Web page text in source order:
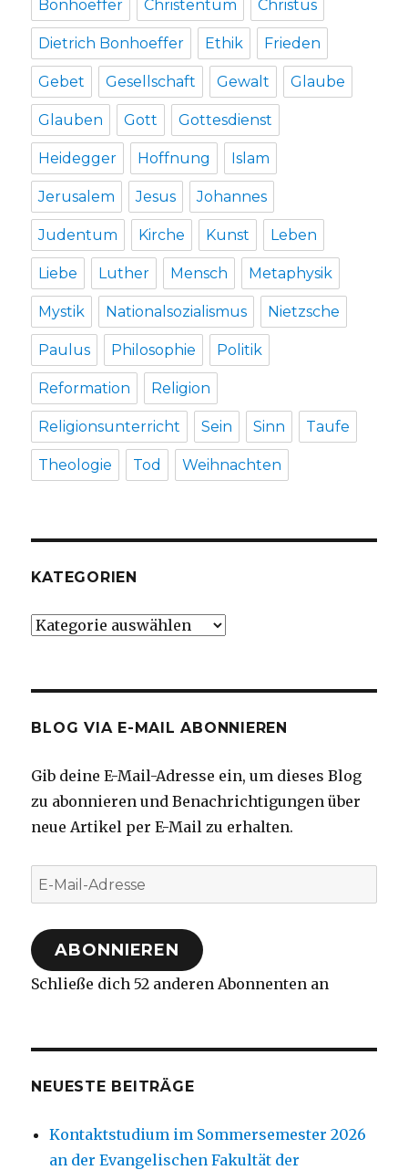
Bonhoeffer Christentum Christus
Dietrich Bonhoeffer Ethik Frieden
Gebet Gesellschaft Gewalt Glaube
Glauben Gott Gottesdienst
Heidegger Hoffnung Islam
Jerusalem Jesus Johannes
Judentum Kirche Kunst Leben
Liebe Luther Mensch Metaphysik
Mystik Nationalsozialismus Nietzsche
Paulus Philosophie Politik
Reformation Religion
Religionsunterricht Sein Sinn Taufe
Theologie Tod Weihnachten
KATEGORIEN
Kategorien
BLOG VIA E-MAIL ABONNIEREN
Gib deine E-Mail-Adresse ein, um dieses Blog
zu abonnieren und Benachrichtigungen über
neue Artikel per E-Mail zu erhalten.
E-
Mail-
Adresse
ABONNIEREN
Schließe dich 52 anderen Abonnenten an
NEUESTE BEITRÄGE
Kontaktstudium im Sommersemester 2026
an der Evangelischen Fakultät der